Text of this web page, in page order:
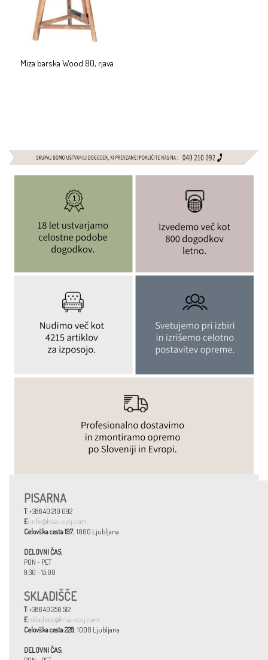
Miza barska Wood 80, rjava
PISARNA
T: +386 40 210 092
E: info@hisa-vizij.com
Celovška cesta 197, 1000 Ljubljana
DELOVNI ČAS:
PON - PET
9:30 - 15:00
SKLADIŠČE
T: +386 40 250 512
E:skladisce@hisa-vizij.com
Celovška cesta 228, 1000 Ljubljana
DELOVNI ČAS: